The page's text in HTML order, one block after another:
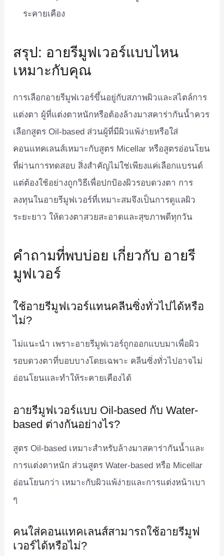
ระคายเคือง
สรุป: อายรีมูฟเวอร์แบบไหน
เหมาะกับคุณ
การเลือกอายรีมูฟเวอร์ขึ้นอยู่กับสภาพผิวและสไตล์การ
แต่งตา ผู้ที่แต่งตาหนักหรือต้องล้างมาสคาร่ากันน้ำควร
เลือกสูตร Oil-based ส่วนผู้ที่มีผิวแพ้ง่ายหรือใส่
คอนแทคเลนส์เหมาะกับสูตร Micellar หรือสูตรอ่อนโยน
ที่ผ่านการทดสอบ สิ่งสำคัญไม่ใช่เพียงแค่เลือกแบรนด์
แต่ต้องใช้อย่างถูกวิธีเพื่อปกป้องผิวรอบดวงตา การ
ลงทุนในอายรีมูฟเวอร์ที่เหมาะสมจึงเป็นการดูแลผิว
ระยะยาว ให้ดวงตาสวยสะอาดและสุขภาพดีทุกวัน
คำถามที่พบบ่อย เกี่ยวกับ อายรี
มูฟเวอร์
ใช้อายรีมูฟเวอร์แทนคลีนซิ่งทั่วไปได้หรือ
ไม่?
ไม่แนะนำ เพราะอายรีมูฟเวอร์ถูกออกแบบมาเพื่อผิว
รอบดวงตาที่บอบบางโดยเฉพาะ คลีนซิ่งทั่วไปอาจไม่
อ่อนโยนและทำให้ระคายเคืองได้
อายรีมูฟเวอร์แบบ Oil-based กับ Water-
based ต่างกันอย่างไร?
สูตร Oil-based เหมาะสำหรับล้างมาสคาร่ากันน้ำและ
การแต่งตาหนัก ส่วนสูตร Water-based หรือ Micellar
อ่อนโยนกว่า เหมาะกับผิวแพ้ง่ายและการแต่งหน้าเบา
ๆ
คนใส่คอนแทคเลนส์สามารถใช้อายรีมูฟ
เวอร์ได้หรือไม่?